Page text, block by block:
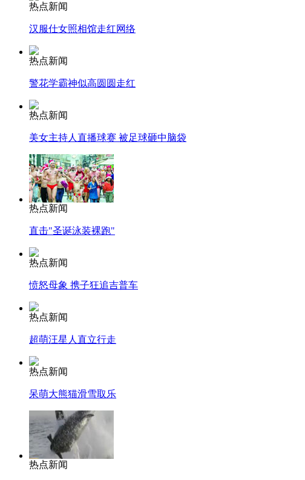
纽约上演“枕头大战”
司机酒驾遇交警 急速倒车逃窜
热点新闻
汉服仕女照相馆走红网络
热点新闻
警花学霸神似高圆圆走红
热点新闻
美女主持人直播球赛 被足球砸中脑袋
热点新闻
直击"圣诞泳装裸跑"
热点新闻
愤怒母象 携子狂追吉普车
热点新闻
超萌汪星人直立行走
热点新闻
呆萌大熊猫滑雪取乐
热点新闻